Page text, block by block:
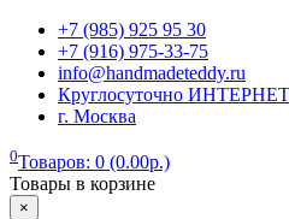
+7 (985) 925 95 30
+7 (916) 975-33-75
info@handmadeteddy.ru
Круглосуточно ИНТЕРНЕТ
г. Москва
0Товаров: 0 (0.00р.)
Товары в корзине
×